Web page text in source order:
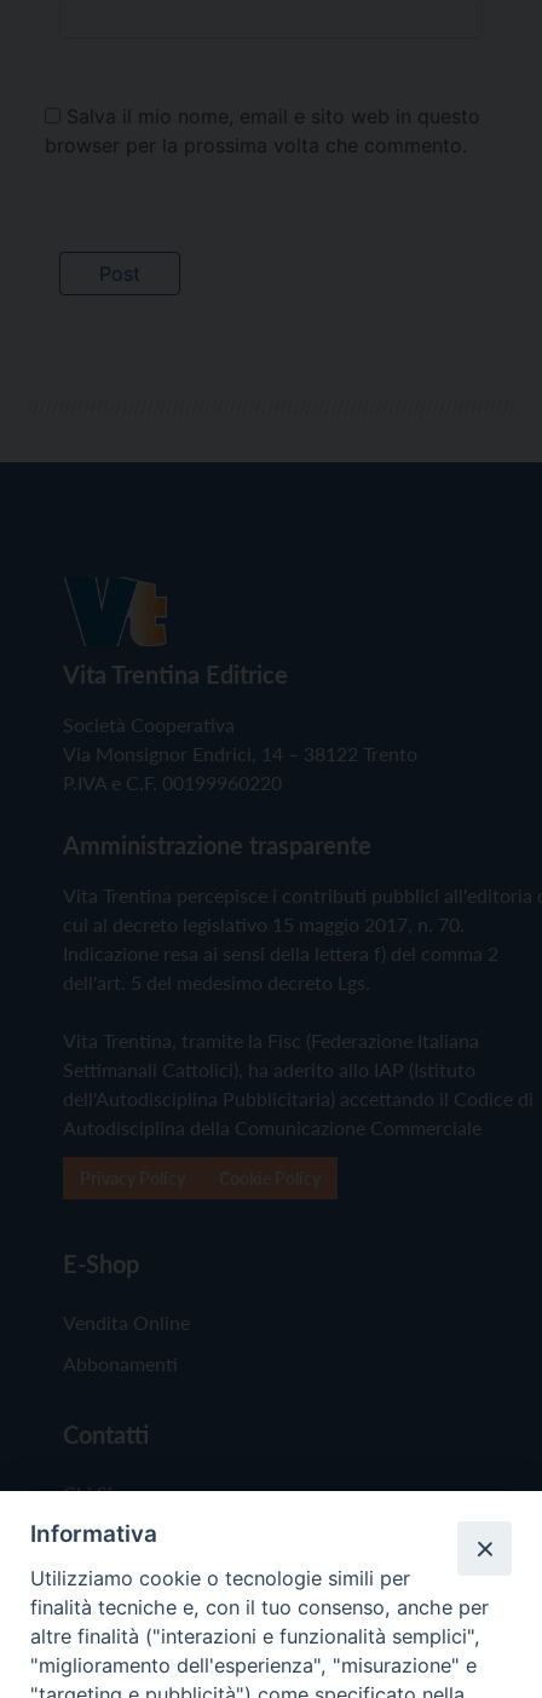
Salva il mio nome, email e sito web in questo
browser per la prossima volta che commento.
Vita Trentina Editrice
Società Cooperativa
Via Monsignor Endrici, 14 – 38122 Trento
P.IVA e C.F. 00199960220
Amministrazione trasparente
Vita Trentina percepisce i contributi pubblici all'editoria
cui al decreto legislativo 15 maggio 2017, n. 70.
Indicazione resa ai sensi della lettera f) del comma 2
dell'art. 5 del medesimo decreto Lgs.
Vita Trentina, tramite la Fisc (Federazione Italiana
Settimanali Cattolici), ha aderito allo IAP (Istituto
dell'Autodisciplina Pubblicitaria) accettando il Codice di
Autodisciplina della Comunicazione Commerciale
E-Shop
Vendita Online
Abbonamenti
Contatti
Chi Siamo
Redazione
Scrivici
Informativa
Utilizziamo cookie o tecnologie simili per
finalità tecniche e, con il tuo consenso, anche per
altre finalità ("interazioni e funzionalità semplici",
"miglioramento dell'esperienza", "misurazione" e